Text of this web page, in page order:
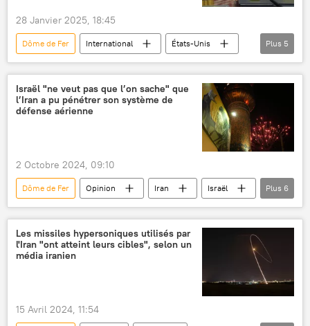
28 Janvier 2025, 18:45
Dôme de Fer International
États-Unis
Donald Trump
missiles
missiles hypersoniques
missiles balistiques
défense antimissile
Plus 5
Israël "ne veut pas que l’on sache" que
l’Iran a pu pénétrer son système de
défense aérienne
2 Octobre 2024, 09:10
Dôme de Fer Opinion Iran
Israël
Téhéran
aéroport Imam Khomeini de Téhéran
attaque
frappes
Hezbollah
Hassan Nasrallah
Plus 6
Les missiles hypersoniques utilisés par
l'Iran "ont atteint leurs cibles", selon un
média iranien
15 Avril 2024, 11:54